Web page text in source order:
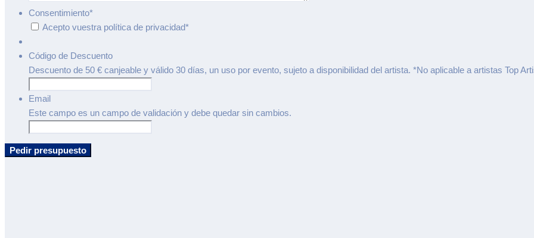
Consentimiento*
Acepto vuestra política de privacidad*
Código de Descuento
Descuento de 50 € canjeable y válido 30 días, un uso por evento, sujeto a disponibilidad del artista. *No aplicable a artistas Top
Email
Este campo es un campo de validación y debe quedar sin cambios.